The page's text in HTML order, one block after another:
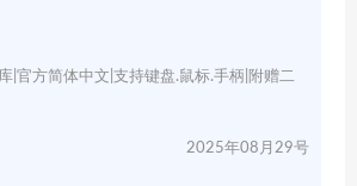
|官方简体中文|支持键盘.鼠标.手柄|附赠二
2025年08月29号